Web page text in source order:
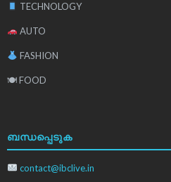
TECHNOLOGY
AUTO
FASHION
🍽 FOOD
ബന്ധപ്പെടുക
contact@ibclive.in